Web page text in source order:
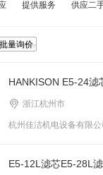
提供服务 供应二
HANKISON E5-24滤
浙江杭州市
杭州佳洁机电设备有限公
E5-12L滤芯E5-28L